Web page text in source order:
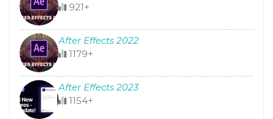
921+
After Effects 2022
1179+
After Effects 2023
1154+